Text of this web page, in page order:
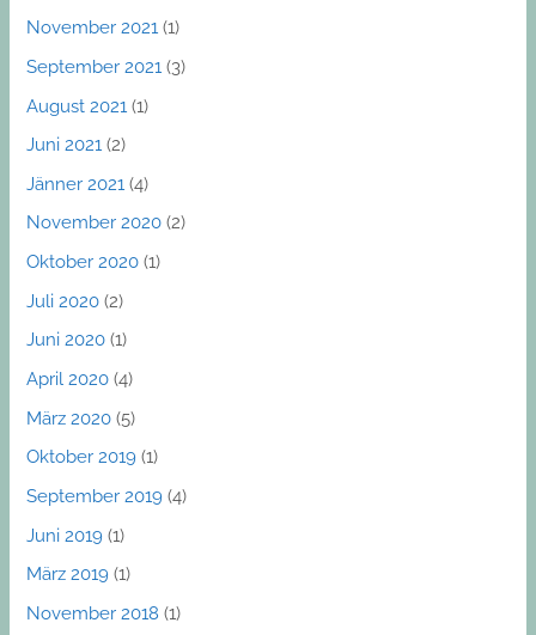
November 2021 (1)
September 2021 (3)
August 2021 (1)
Juni 2021 (2)
Jänner 2021 (4)
November 2020 (2)
Oktober 2020 (1)
Juli 2020 (2)
Juni 2020 (1)
April 2020 (4)
März 2020 (5)
Oktober 2019 (1)
September 2019 (4)
Juni 2019 (1)
März 2019 (1)
November 2018 (1)